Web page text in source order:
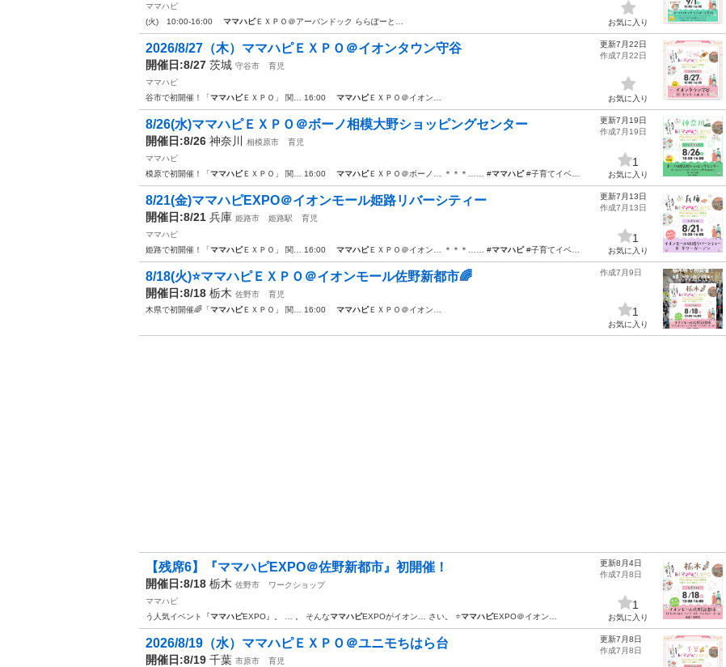
ママハピ
(火) 10:00-16:00 ママハピＥＸＰＯ＠アーバンドック ららぽーと… お気に入り
2026/8/27（木）ママハピＥＸＰＯ＠イオンタウン守谷
開催日:8/27 茨城 守谷市
育児
ママハピ
谷市で初開催！「ママハピＥＸＰＯ」 関… 16:00 ママハピＥＸＰＯ＠イオン…
更新7月22日
作成7月22日
お気に入り
8/26(水)ママハピＥＸＰＯ＠ボーノ相模大野ショッピングセンター
開催日:8/26 神奈川 相模原市
育児
ママハピ
模原で初開催！「ママハピＥＸＰＯ」 関… 16:00 ママハピＥＸＰＯ＠ボーノ… ＊＊＊…… #ママハピ#子育てイベ…
更新7月19日
作成7月19日
1
お気に入り
8/21(金)ママハピEXPO＠イオンモール姫路リバーシティー
開催日:8/21 兵庫 姫路市 姫路駅
育児
ママハピ
姫路で初開催！「ママハピＥＸＰＯ」 関… 16:00 ママハピＥＸＰＯ＠イオン… ＊＊＊…… #ママハピ#子育てイベ…
更新7月13日
作成7月13日
1
お気に入り
8/18(火)⭐ママハピＥＸＰＯ＠イオンモール佐野新都市🌈
開催日:8/18 栃木 佐野市
育児
木県で初開催🌈「ママハピＥＸＰＯ」 関… 16:00 ママハピＥＸＰＯ＠イオン…
作成7月9日
1
お気に入り
【残席6】『ママハピEXPO＠佐野新都市』初開催！
開催日:8/18 栃木 佐野市
ワークショップ
ママハピ
う人気イベント『ママハピEXPO』。 … 。 そんなママハピEXPOがイオン… さい。 ⭐ママハピEXPO＠イオン…
更新8月4日
作成7月8日
1
お気に入り
2026/8/19（水）ママハピＥＸＰＯ＠ユニモちはら台
開催日:8/19 千葉 市原市
育児
更新7月8日
作成7月8日